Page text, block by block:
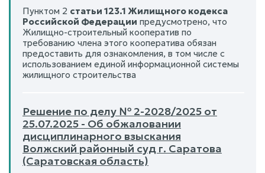
Пунктом 2 статьи 123.1 Жилищного кодекса
Российской Федерации предусмотрено, что
Жилищно-строительный кооператив по
требованию члена этого кооператива обязан
предоставить для ознакомления, в том числе с
использованием единой информационной системы
жилищного строительства
Решение по делу № 2-2028/2025 от
25.07.2025 - Об обжаловании
дисциплинарного взыскания
Волжский районный суд г. Саратова
(Саратовская область)